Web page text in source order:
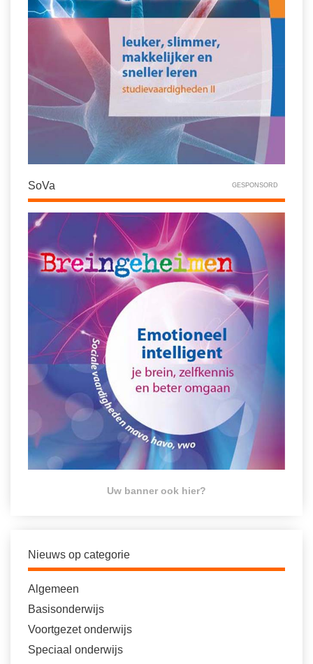
SoVa GESPONSORD
Uw banner ook hier?
Nieuws op categorie
Algemeen
Basisonderwijs
Voortgezet onderwijs
Speciaal onderwijs